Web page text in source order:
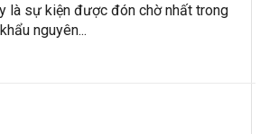
là sự kiện được đón chờ nhất trong
nguyên...